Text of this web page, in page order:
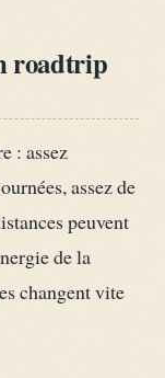
roadtrip
: assez
assez de
peuvent
de la
changent vite